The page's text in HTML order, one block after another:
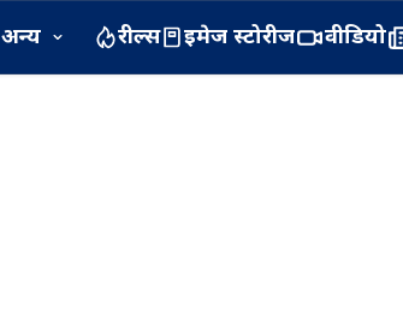
अन्य रील्स इमेज स्टोरीज वीडियो